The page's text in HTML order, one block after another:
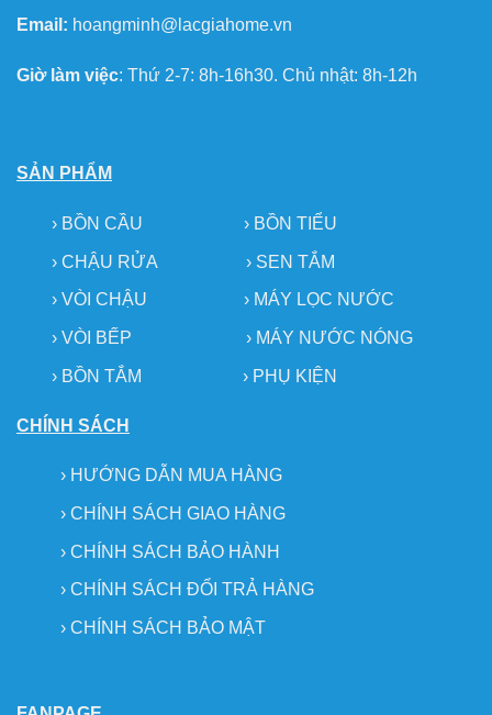
Email: hoangminh@lacgiahome.vn
Giờ làm việc: Thứ 2-7: 8h-16h30. Chủ nhật: 8h-12h
SẢN PHẨM
› BỒN CẦU › BỒN TIỂU
› CHẬU RỬA › SEN TẮM
› VÒI CHẬU › MÁY LỌC NƯỚC
› VÒI BẾP › MÁY NƯỚC NÓNG
› BỒN TẮM › PHỤ KIỆN
CHÍNH SÁCH
› HƯỚNG DẪN MUA HÀNG
› CHÍNH SÁCH GIAO HÀNG
› CHÍNH SÁCH BẢO HÀNH
› CHÍNH SÁCH ĐỔI TRẢ HÀNG
› CHÍNH SÁCH BẢO MẬT